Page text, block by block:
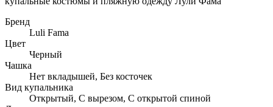
Бренд
Luli Fama
Цвет
Черный
Чашка
Нет вкладышей, Без косточек
Вид купальника
Открытый, С вырезом, С открытой спиной